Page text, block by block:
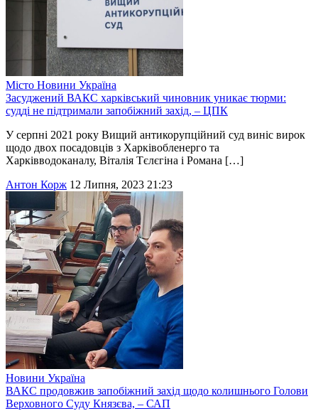
Місто Новини Україна
Засуджений ВАКС харківський чиновник уникає тюрми:
судді не підтримали запобіжний захід, – ЦПК
У серпні 2021 року Вищий антикорупційний суд виніс вирок
щодо двох посадовців з Харківобленерго та
Харківводоканалу, Віталія Тєлєгіна і Романа […]
Антон Корж 12 Липня, 2023 21:23
Новини Україна
ВАКС продовжив запобіжний захід щодо колишнього Голови
Верховного Суду Князєва, – САП